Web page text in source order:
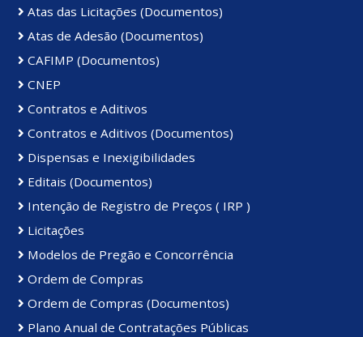
Atas das Licitações (Documentos)
Atas de Adesão (Documentos)
CAFIMP (Documentos)
CNEP
Contratos e Aditivos
Contratos e Aditivos (Documentos)
Dispensas e Inexigibilidades
Editais (Documentos)
Intenção de Registro de Preços ( IRP )
Licitações
Modelos de Pregão e Concorrência
Ordem de Compras
Ordem de Compras (Documentos)
Plano Anual de Contratações Públicas